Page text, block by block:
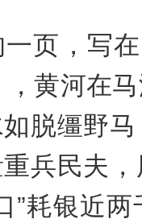
页，写
黄河在
脱缰野
兵民夫
”耗银近